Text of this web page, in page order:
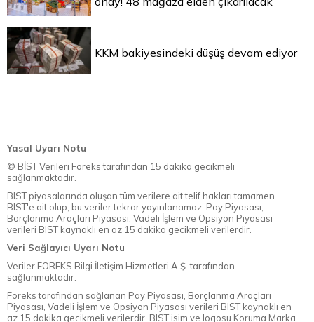
KKM bakiyesindeki düşüş devam ediyor
Yasal Uyarı Notu
© BİST Verileri Foreks tarafından 15 dakika gecikmeli
sağlanmaktadır.
BIST piyasalarında oluşan tüm verilere ait telif hakları tamamen
BIST'e ait olup, bu veriler tekrar yayınlanamaz. Pay Piyasası,
Borçlanma Araçları Piyasası, Vadeli İşlem ve Opsiyon Piyasası
verileri BIST kaynaklı en az 15 dakika gecikmeli verilerdir.
Veri Sağlayıcı Uyarı Notu
Veriler FOREKS Bilgi İletişim Hizmetleri A.Ş. tarafından
sağlanmaktadır.
Foreks tarafından sağlanan Pay Piyasası, Borçlanma Araçları
Piyasası, Vadeli İşlem ve Opsiyon Piyasası verileri BIST kaynaklı en
az 15 dakika gecikmeli verilerdir. BIST isim ve logosu Koruma Marka